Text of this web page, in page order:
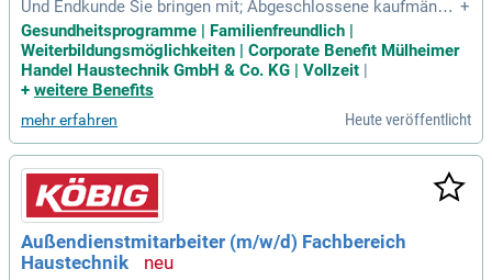
Und Endkunde Sie bringen mit; Abgeschlossene kaufmännis
che oder handwerkliche Ausbildung (z.B. als Kaufmann im G
roß- und Außenhandelsmanagement (m/w/d) oder Ausbildu
ng zum Anlagenmechaniker (m/w/d)); Fundierte Kenntnisse
im Bereich der Sanitär-, Heizungs
+
Gesundheitsprogramme | Familienfreundlich |
Weiterbildungsmöglichkeiten | Corporate Benefit Mülheimer
Handel Haustechnik GmbH & Co. KG | Vollzeit |
+ weitere Benefits
mehr erfahren Heute veröffentlicht
Außendienstmitarbeiter (m/w/d) Fachbereich
Haustechnik